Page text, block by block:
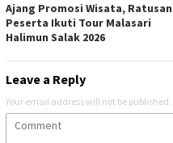
Ajang Promosi Wisata, Ratusan
Peserta Ikuti Tour Malasari
Halimun Salak 2026
Leave a Reply
Your email address will not be published.